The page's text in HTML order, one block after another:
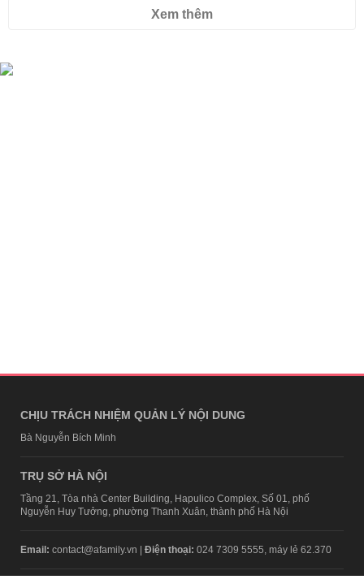
Xem thêm
CHỊU TRÁCH NHIỆM QUẢN LÝ NỘI DUNG
Bà Nguyễn Bích Minh
TRỤ SỞ HÀ NỘI
Tầng 21, Tòa nhà Center Building, Hapulico Complex, Số 01, phố
Nguyễn Huy Tưởng, phường Thanh Xuân, thành phố Hà Nội
Email: contact@afamily.vn | Điện thoại: 024 7309 5555, máy lẻ 62.370